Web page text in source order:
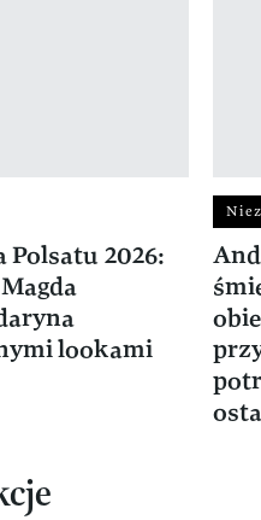
Polsatu 2026:
lookami